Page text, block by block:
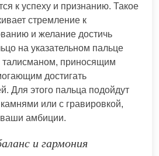
к успеху и признанию. Такое
стремление к
и желание достичь
на указательном пальце
талисманом, приносящим
достигать
Для этого пальца подойдут
или с гравировкой,
амбиции.
и гармония